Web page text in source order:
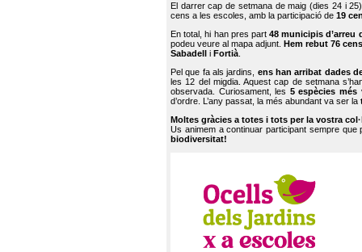
El darrer cap de setmana de maig (dies 24 i
cens a les escoles, amb la participació de 19
En total, hi han pres part48 municipis d’arreu
podeu veure al mapa adjunt. Hem rebut 76
Sabadell
i Fortià.
Pel que fa als jardins, ens han arribat dades
les 12 del migdia. Aquest cap de setmana
observada. Curiosament, les 5 espècies més
d’ordre. L’any passat, la més abundant va ser la
Moltes gràcies a totes i tots per la vostra
Us animem a continuar participant sempre que
biodiversitat!